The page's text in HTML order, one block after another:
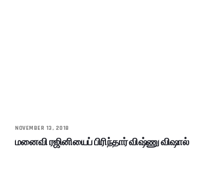
NOVEMBER 13, 2018
மனைவி ரஜினியைப் பிரிந்தார் விஷ்ணு விஷால்